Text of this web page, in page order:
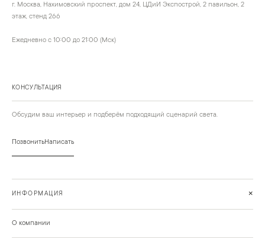
г. Москва, Нахимовский проспект, дом 24, ЦДиИ Экспострой, 2 павильон, 2
этаж, стенд 266
Ежедневно с 10:00 до 21:00 (Мск)
КОНСУЛЬТАЦИЯ
Обсудим ваш интерьер и подберём подходящий сценарий света.
ПозвонитьНаписать
ИНФОРМАЦИЯ +
О компании